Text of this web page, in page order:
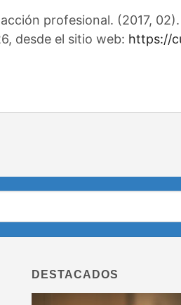
profesional. (2017,
desde el sitio web: https://
DESTACADOS